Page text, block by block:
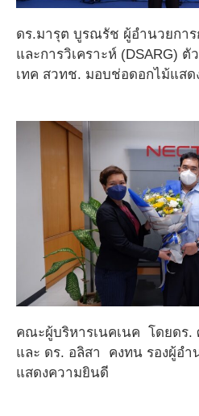
ดร.มารุต บูรณรัช ผู้อำนวยกา
และการวิเคราะห์ (DSARG)
เทค สวทช. มอบช่อดอกไม้แส
คณะผู้บริหารเนคเนค โดยดร
และ ดร. อลิสา คงทน รองผู้อำ
แสดงความยินดี